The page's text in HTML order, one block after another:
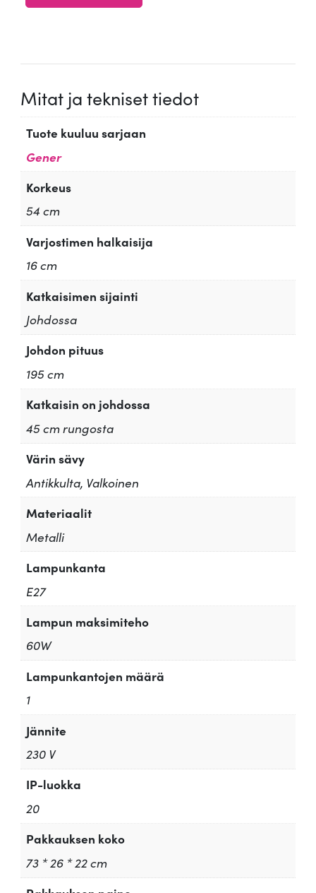
4.84
Mitat ja tekniset tiedot
Tuote kuuluu sarjaan
Gener
Korkeus
54 cm
Varjostimen halkaisija
16 cm
Katkaisimen sijainti
Johdossa
Johdon pituus
195 cm
Katkaisin on johdossa
45 cm rungosta
Värin sävy
Antikkulta, Valkoinen
Materiaalit
Metalli
Lampunkanta
E27
Lampun maksimiteho
60W
Lampunkantojen määrä
1
Jännite
230 V
IP-luokka
20
Pakkauksen koko
73 * 26 * 22 cm